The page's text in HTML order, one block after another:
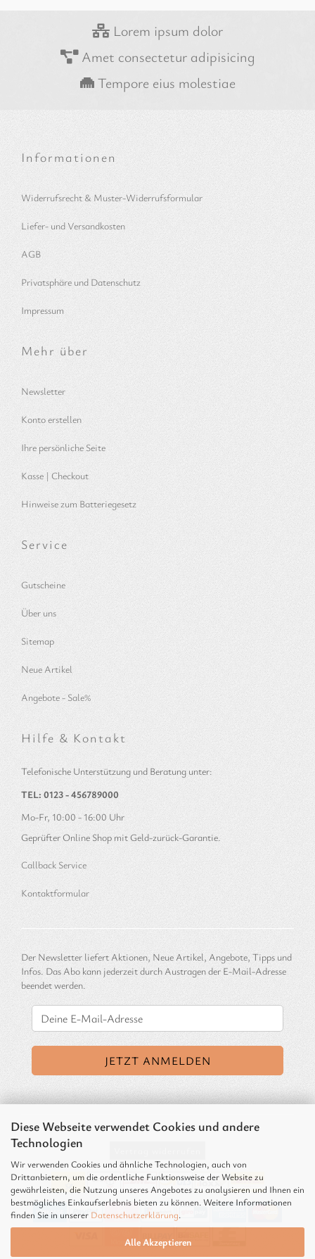
Diese Webseite verwendet Cookies und andere
Technologien
Wir verwenden Cookies und ähnliche Technologien, auch von
Drittanbietern, um die ordentliche Funktionsweise der Website zu
gewährleisten, die Nutzung unseres Angebotes zu analysieren und Ihnen ein
bestmögliches Einkaufserlebnis bieten zu können. Weitere Informationen
finden Sie in unserer Datenschutzerklärung.
Alle Akzeptieren
Lorem ipsum dolor
Amet consectetur adipisicing
Tempore eius molestiae
Informationen
Widerrufsrecht & Muster-Widerrufsformular
Liefer- und Versandkosten
AGB
Privatsphäre und Datenschutz
Impressum
Mehr über
Newsletter
Konto erstellen
Ihre persönliche Seite
Kasse | Checkout
Hinweise zum Batteriegesetz
Service
Gutscheine
Über uns
Sitemap
Neue Artikel
Angebote - Sale%
Hilfe & Kontakt
Telefonische Unterstützung und Beratung unter:
TEL: 0123 - 456789000
Mo-Fr, 10:00 - 16:00 Uhr
Geprüfter Online Shop mit Geld-zurück-Garantie.
Callback Service
Kontaktformular
Der Newsletter liefert Aktionen, Neue Artikel, Angebote, Tipps und
Infos. Das Abo kann jederzeit durch Austragen der E-Mail-Adresse
beendet werden.